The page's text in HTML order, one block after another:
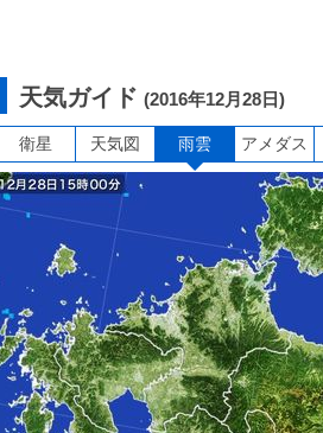
天気ガイド (2016年12月28日)
衛星 天気図 雨雲 アメダス